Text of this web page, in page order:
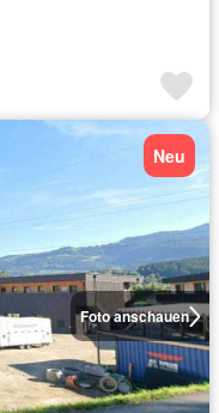
Foto anschauen
Neu